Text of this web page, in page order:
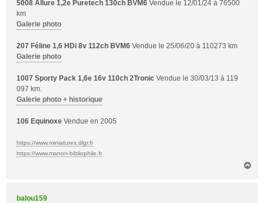
5008 Allure 1,2e Puretech 130ch BVM6 Vendue le 12/01/24 à 76500
km
Galerie photo
207 Féline 1,6 HDi 8v 112ch BVM6 Vendue le 25/06/20 à 110273 km
Galerie photo
1007 Sporty Pack 1,6e 16v 110ch 2Tronic Vendue le 30/03/13 à 119
097 km.
Galerie photo + historique
106 Equinoxe Vendue en 2005
https://www.miniatures.dlgr.fr
https://www.manon-bibliophile.fr
balou159